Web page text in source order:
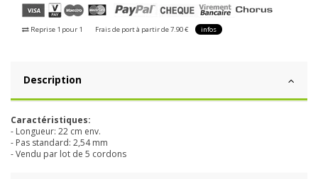
Reprise 1 pour 1 Frais de port à partir de 7.90 € infos
Description
Caractéristiques:
- Longueur: 22 cm env.
- Pas standard: 2,54 mm
- Vendu par lot de 5 cordons